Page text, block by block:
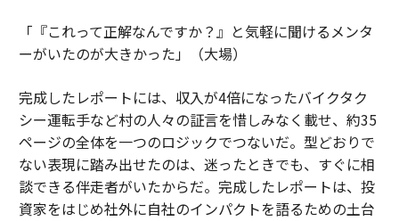
「『これって正解なんですか？』と気軽に聞けるメンタ
ーがいたのが大きかった」（大場）
完成したレポートには、収入が4倍になったバイクタク
シー運転手など村の人々の証言を惜しみなく載せ、約35
ページの全体を一つのロジックでつないだ。型どおりで
ない表現に踏み出せたのは、迷ったときでも、すぐに相
談できる伴走者がいたからだ。完成したレポートは、投
資家をはじめ社外に自社のインパクトを語るための土台